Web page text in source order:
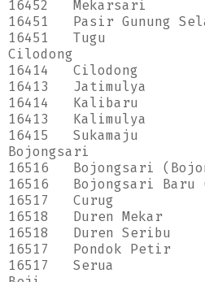
16452
Mekarsari
16451
Pasir Gunung
16451
Tugu
Cilodong
16414
Cilodong
16413
Jatimulya
16414
Kalibaru
16413
Kalimulya
16415
Sukamaju
Bojongsari
16516
Bojongsari
16516
Bojongsari Baru
16517
Curug
16518
Duren Mekar
16518
Duren Seribu
16517
Pondok Petir
16517
Serua